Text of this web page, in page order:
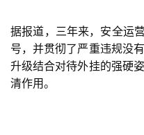
奖
据报道，三年来，安全运
号，并贯彻了严重违规没
升级结合对待外挂的强硬
清作用。